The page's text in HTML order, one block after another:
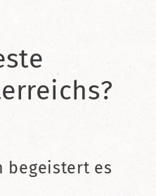
begeistert es